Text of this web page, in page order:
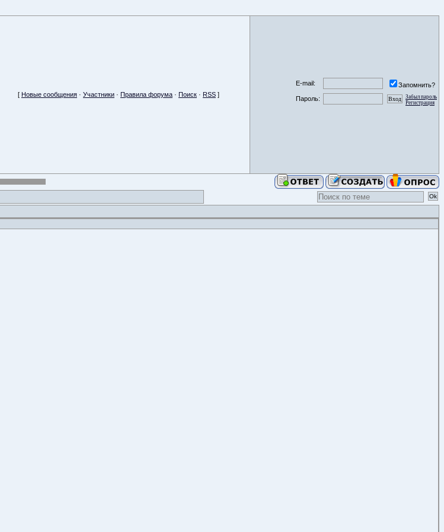
[ Новые сообщения · Участники · Правила форума · Поиск · RSS ]
E-mail:
Запомнить?
Пароль:
Забыл пароль
Регистрация